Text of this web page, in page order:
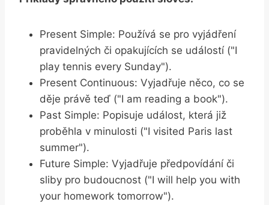
Present Simple: Používá se pro vyjádření
pravidelných či opakujících se událostí ("I
play tennis every Sunday").
Present Continuous: Vyjadřuje něco, co se
děje právě teď ("I am reading a book").
Past Simple: Popisuje událost, která již
proběhla v minulosti ("I visited Paris last
summer").
Future Simple: Vyjadřuje předpovídání či
sliby pro budoucnost ("I will help you with
your homework tomorrow").